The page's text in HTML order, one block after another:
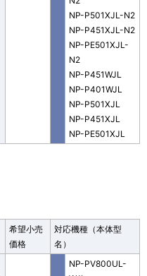
NP-P501XJL-N2
NP-P451XJL-N2
NP-PE501XJL-
N2
NP-P451WJL
NP-P401WJL
NP-P501XJL
NP-P451XJL
NP-PE501XJL
希望小売
価格
対応機種（本体型
名）
NP-PV800UL-